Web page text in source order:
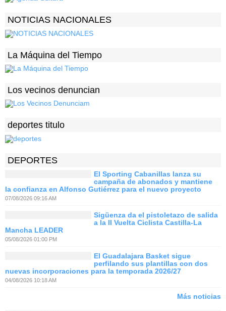
NOTICIAS NACIONALES
La Máquina del Tiempo
Los vecinos denuncian
deportes titulo
DEPORTES
El Sporting Cabanillas lanza su
campaña de abonados y mantiene
la confianza en Alfonso Gutiérrez para el nuevo proyecto
07/08/2026 09:16 AM
Sigüenza da el pistoletazo de salida
a la II Vuelta Ciclista Castilla-La
Mancha LEADER
05/08/2026 01:00 PM
El Guadalajara Basket sigue
perfilando sus plantillas con dos
nuevas incorporaciones para la temporada 2026/27
04/08/2026 10:18 AM
Más noticias